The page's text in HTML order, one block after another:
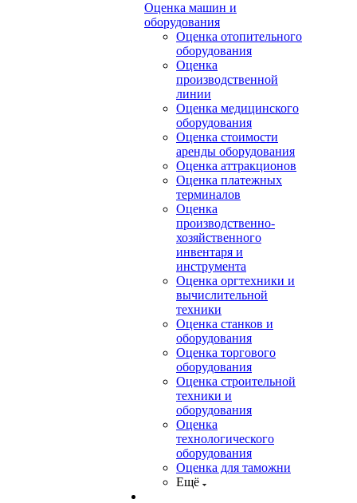
Оценка машин и
оборудования
Оценка отопительного
оборудования
Оценка
производственной
линии
Оценка медицинского
оборудования
Оценка стоимости
аренды оборудования
Оценка аттракционов
Оценка платежных
терминалов
Оценка
производственно-
хозяйственного
инвентаря и
инструмента
Оценка оргтехники и
вычислительной
техники
Оценка станков и
оборудования
Оценка торгового
оборудования
Оценка строительной
техники и
оборудования
Оценка
технологического
оборудования
Оценка для таможни
Ещё